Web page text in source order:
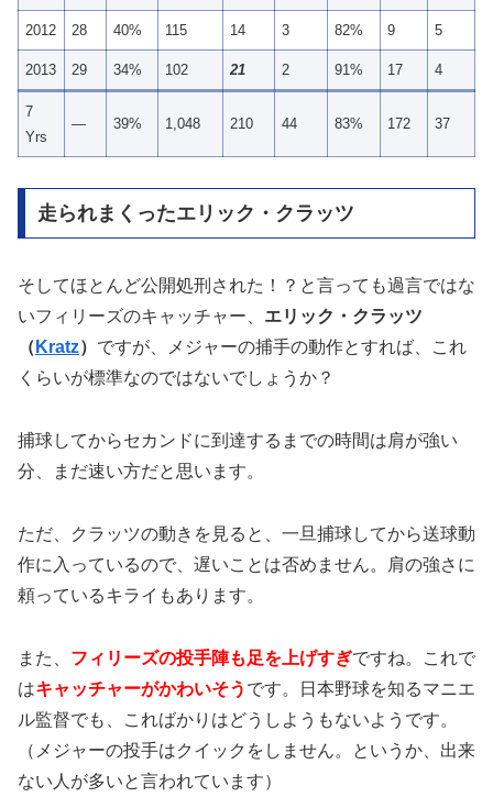
2012 28 40% 115 14 3 82% 9 5
2013 29 34% 102 21 2 91% 17 4
7
Yrs
— 39% 1,048 210 44 83% 172 37
走られまくったエリック・クラッツ
そしてほとんど公開処刑された！？と言っても過言ではな
いフィリーズのキャッチャー、 エリック・クラッツ
（ Kratz） ですが、メジャーの捕手の動作とすれば、これ
くらいが標準なのではないでしょうか？
捕球してからセカンドに到達するまでの時間は肩が強い
分、まだ速い方だと思います。
ただ、クラッツの動きを見ると、一旦捕球してから送球動
作に入っているので、遅いことは否めません。肩の強さに
頼っているキライもあります。
また、 フィリーズの投手陣も足を上げすぎですね。これで
はキャッチャーがかわいそう です。日本野球を知るマニエ
ル監督でも、こればかりはどうしようもないようです。
（メジャーの投手はクイックをしません。というか、出来
ない人が多いと言われています）